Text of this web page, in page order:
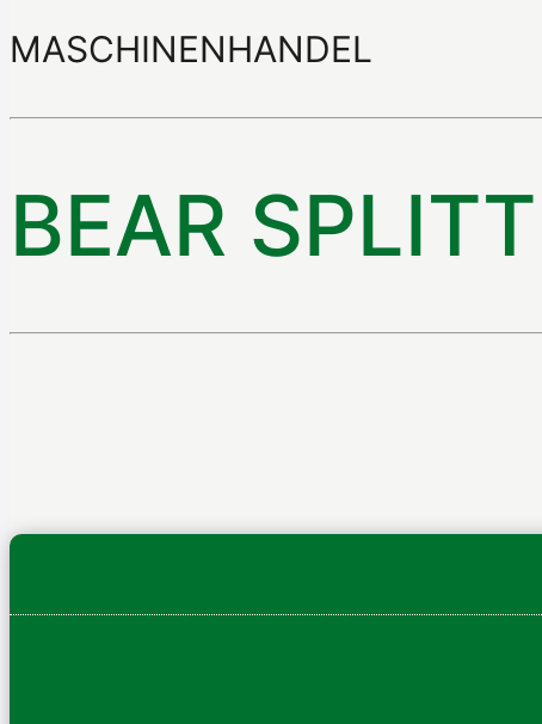
MASCHINENHANDEL
BEAR